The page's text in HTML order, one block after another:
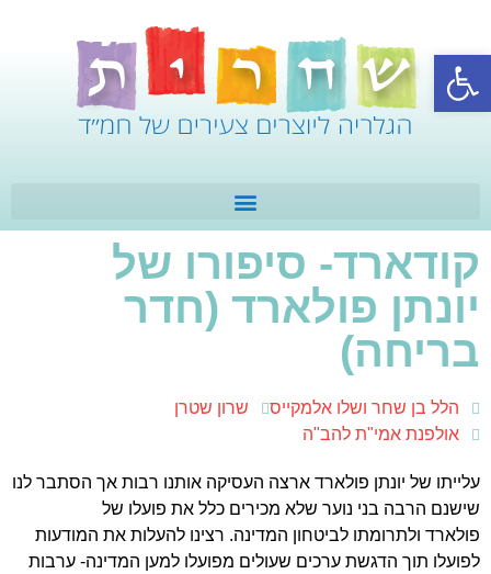
פתח סרגל נגישות
קודארד- סיפורו של
יונתן פולארד (חדר
בריחה)
הלל בן שחר ושלו אלמקייס
שרון שטרן
אולפנת אמי"ת להב"ה
עלייתו של יונתן פולארד ארצה העסיקה אותנו רבות אך הסתבר לנו
שישנם הרבה בני נוער שלא מכירים כלל את פועלו של
פולארד ולתרומתו לביטחון המדינה. רצינו להעלות את המודעות
לפועלו תוך הדגשת ערכים שעולים מפועלו למען המדינה- ערבות